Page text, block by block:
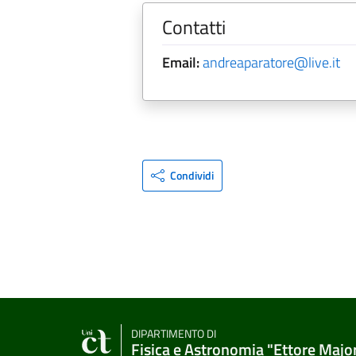
Contatti
Email:andreaparatore@live.it
Condividi
DIPARTIMENTO DI
Fisica e Astronomia "Ettore